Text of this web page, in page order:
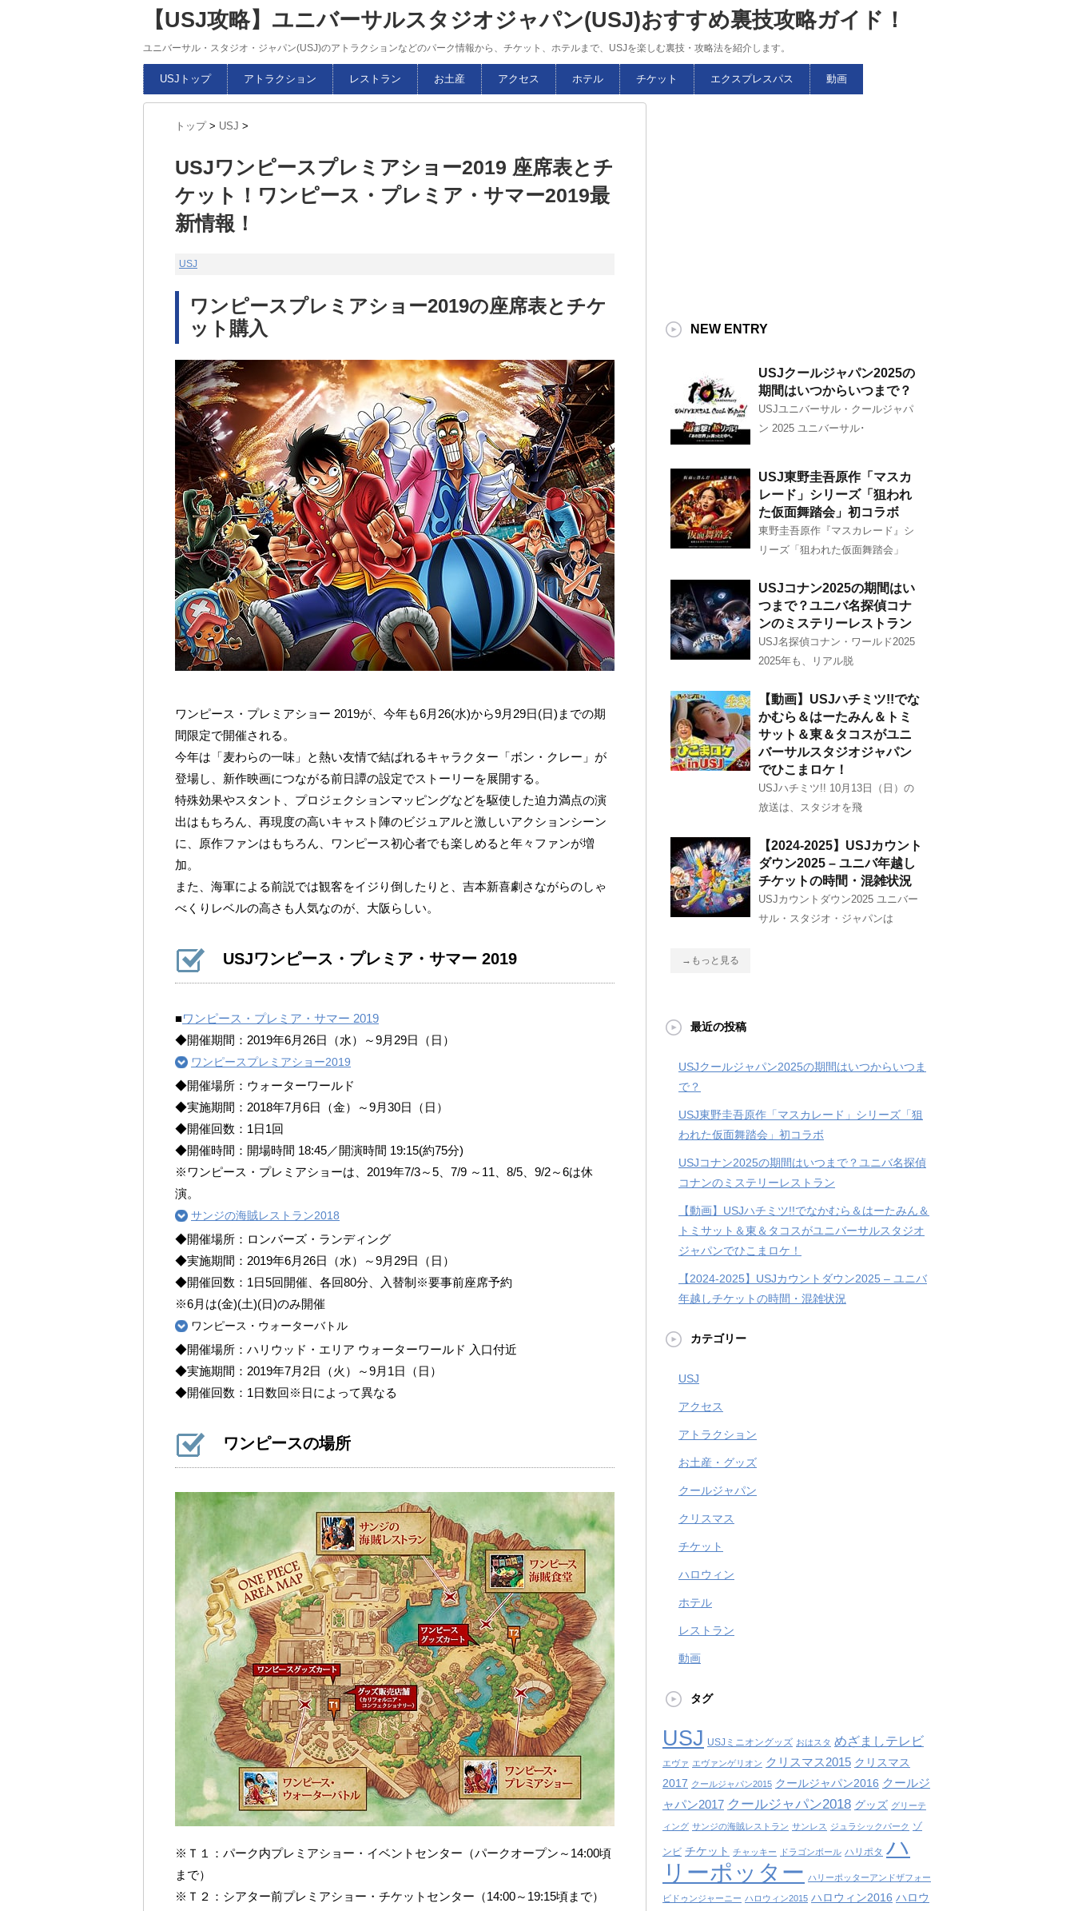
【USJ攻略】ユニバーサルスタジオジャパン(USJ)おすすめ裏技攻略ガイド！
ユニバーサル・スタジオ・ジャパン(USJ)のアトラクションなどのパーク情報から、チケット、ホテルまで、USJを楽しむ裏技・攻略法を紹介します。
USJトップ アトラクション レストラン お土産 アクセス ホテル チケット エクスプレスパス 動画
トップ > USJ >
USJワンピースプレミアショー2019 座席表とチ
ケット！ワンピース・プレミア・サマー2019最
新情報！
USJ
ワンピースプレミアショー2019の座席表とチケ
ット購入
ワンピース・プレミアショー 2019が、今年も6月26(水)から9月29日(日)までの期
間限定で開催される。
今年は「麦わらの一味」と熱い友情で結ばれるキャラクター「ボン・クレー」が
登場し、新作映画につながる前日譚の設定でストーリーを展開する。
特殊効果やスタント、プロジェクションマッピングなどを駆使した迫力満点の演
出はもちろん、再現度の高いキャスト陣のビジュアルと激しいアクションシーン
に、原作ファンはもちろん、ワンピース初心者でも楽しめると年々ファンが増
加。
また、海軍による前説では観客をイジり倒したりと、吉本新喜劇さながらのしゃ
べくりレベルの高さも人気なのが、大阪らしい。
USJワンピース・プレミア・サマー 2019
■ワンピース・プレミア・サマー 2019
◆開催期間：2019年6月26日（水）～9月29日（日）
ワンピースプレミアショー2019
◆開催場所：ウォーターワールド
◆実施期間：2018年7月6日（金）～9月30日（日）
◆開催回数：1日1回
◆開催時間：開場時間 18:45／開演時間 19:15(約75分)
※ワンピース・プレミアショーは、2019年7/3～5、7/9 ～11、8/5、9/2～6は休
演。
サンジの海賊レストラン2018
◆開催場所：ロンバーズ・ランディング
◆実施期間：2019年6月26日（水）～9月29日（日）
◆開催回数：1日5回開催、各回80分、入替制※要事前座席予約
※6月は(金)(土)(日)のみ開催
ワンピース・ウォーターバトル
◆開催場所：ハリウッド・エリア ウォーターワールド 入口付近
◆実施期間：2019年7月2日（火）～9月1日（日）
◆開催回数：1日数回※日によって異なる
ワンピースの場所
※Ｔ１：パーク内プレミアショー・イベントセンター（パークオープン～14:00頃
まで）
※Ｔ２：シアター前プレミアショー・チケットセンター（14:00～19:15頃まで）
NEW ENTRY
USJクールジャパン2025の
期間はいつからいつまで？
USJユニバーサル・クールジャパ
ン 2025 ユニバーサル･
USJ東野圭吾原作「マスカ
レード」シリーズ「狙われ
た仮面舞踏会」初コラボ
東野圭吾原作『マスカレード』シ
リーズ「狙われた仮面舞踏会」
USJコナン2025の期間はい
つまで？ユニバ名探偵コナ
ンのミステリーレストラン
USJ名探偵コナン・ワールド2025
2025年も、リアル脱
【動画】USJハチミツ!!でな
かむら＆はーたみん＆トミ
サット＆東＆タコスがユニ
バーサルスタジオジャパン
でひこまロケ！
USJハチミツ!! 10月13日（日）の
放送は、スタジオを飛
【2024-2025】USJカウント
ダウン2025 – ユニバ年越し
チケットの時間・混雑状況
USJカウントダウン2025 ユニバー
サル・スタジオ・ジャパンは
→もっと見る
最近の投稿
USJクールジャパン2025の期間はいつからいつま
で？
USJ東野圭吾原作「マスカレード」シリーズ「狙
われた仮面舞踏会」初コラボ
USJコナン2025の期間はいつまで？ユニバ名探偵
コナンのミステリーレストラン
【動画】USJハチミツ!!でなかむら＆はーたみん＆
トミサット＆東＆タコスがユニバーサルスタジオ
ジャパンでひこまロケ！
【2024-2025】USJカウントダウン2025 – ユニバ
年越しチケットの時間・混雑状況
カテゴリー
USJ
アクセス
アトラクション
お土産・グッズ
クールジャパン
クリスマス
チケット
ハロウィン
ホテル
レストラン
動画
タグ
USJ USJミニオングッズ おはスタ めざましテレビ
エヴァ エヴァンゲリオン クリスマス2015 クリスマス
2017 クールジャパン2015 クールジャパン2016 クールジ
ャパン2017 クールジャパン2018 グッズ グリーテ
ィング サンジの海賊レストラン サンレス ジュラシックパーク ゾ
ンビ チケット チャッキー ドラゴンボール ハリポタ ハ
リーポッター ハリーポッターアンドザフォー
ビドゥンジャーニー ハロウィン2015 ハロウィン2016 ハロウ